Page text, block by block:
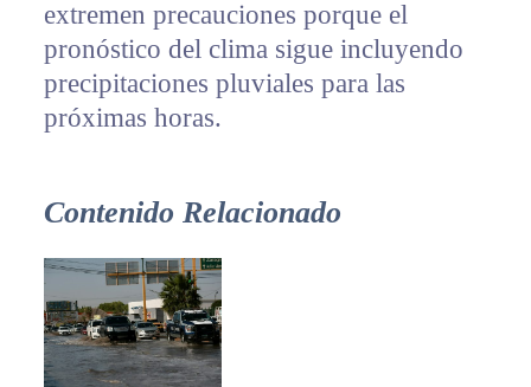
extremen precauciones porque el
pronóstico del clima sigue incluyendo
precipitaciones pluviales para las
próximas horas.
Contenido Relacionado